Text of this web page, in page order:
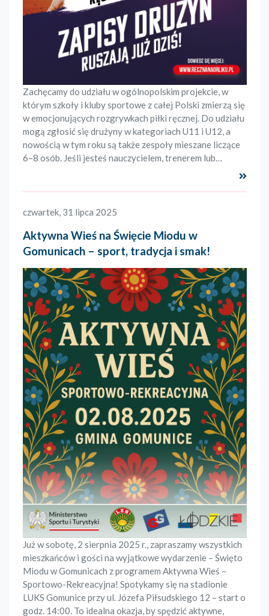
Zachęcamy do udziału w ogólnopolskim projekcie, w
którym szkoły i kluby sportowe z całej Polski zmierzą się
w emocjonujących rozgrywkach piłki ręcznej. Do udziału
mogą zgłosić się drużyny w kategoriach U11 i U12, a
nowością w tym roku są także zespoły mieszane liczące
6–8 osób. Jeśli jesteś nauczycielem, trenerem lub…
czwartek, 31 lipca 2025
Aktywna Wieś na Święcie Miodu w
Gomunicach – sport, tradycja i smak!
Już w sobotę, 2 sierpnia 2025 r., zapraszamy wszystkich
mieszkańców i gości na wyjątkowe wydarzenie – Święto
Miodu w Gomunicach z programem Aktywna Wieś –
Sportowo-Rekreacyjna! Spotykamy się na stadionie
LUKS Gomunice przy ul. Józefa Piłsudskiego 12 – start o
godz. 14:00. To idealna okazja, by spędzić aktywne,